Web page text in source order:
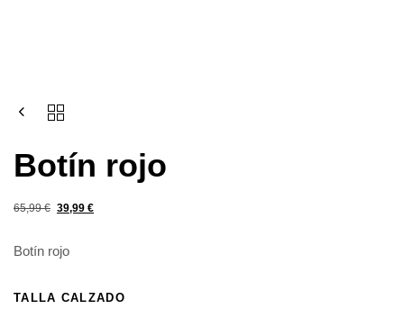
Botín rojo
65,99€ 39,99 €
Botín rojo
TALLA CALZADO